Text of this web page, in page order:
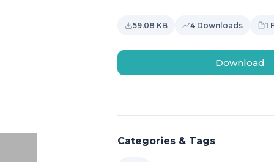
59.08 KB 4 Downloads 1
Download
Categories & Tags